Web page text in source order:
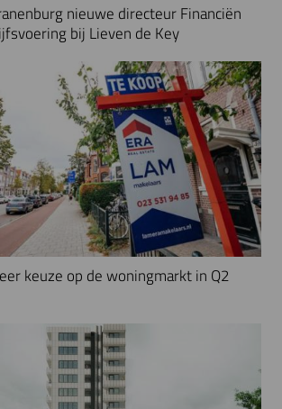
nieuwe directeur Financiën
bij Lieven de Key
keuze op de woningmarkt in Q2